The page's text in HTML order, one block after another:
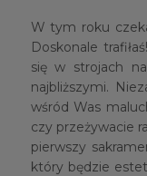
W tym roku
Doskonale
się w strojach
najbliższymi.
wśród Was
czy przeżywacie
pierwszy
który będzie